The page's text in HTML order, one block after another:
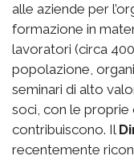
alle aziende per
formazione in
lavoratori (circa 400
popolazione,
seminari di alto
soci, con le proprie
contribuiscono. Il
recentemente